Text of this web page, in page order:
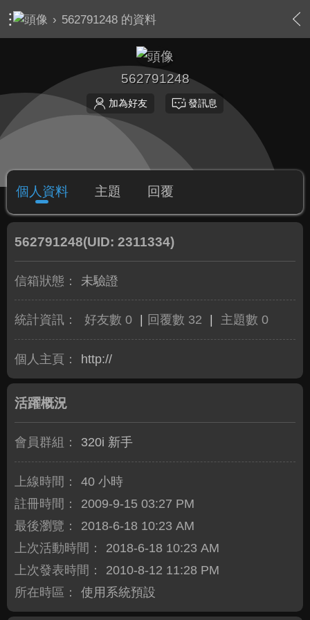
› 562791248 的資料
562791248
加為好友 發訊息
個人資料 主題 回覆
562791248(UID: 2311334)
信箱狀態： 未驗證
統計資訊： 好友數 0 回覆數 32 主題數 0
個人主頁： http://
活躍概況
會員群組： 320i 新手
上線時間：
40 小時
註冊時間：
2009-9-15 03:27 PM
最後瀏覽：
2018-6-18 10:23 AM
上次活動時間：
2018-6-18 10:23 AM
上次發表時間：
2010-8-12 11:28 PM
所在時區：
使用系統預設